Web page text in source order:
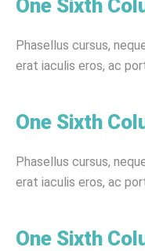
One Sixth
Phasellus cursus,
erat iaculis eros, ac
One Sixth
Phasellus cursus,
erat iaculis eros, ac
One Sixth